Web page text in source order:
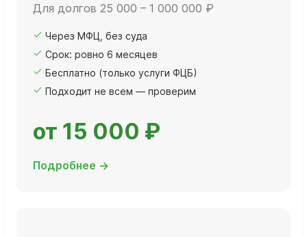
Для долгов 25 000 – 1 000 000 ₽
Через МФЦ, без суда
Срок: ровно 6 месяцев
Бесплатно (только услуги ФЦБ)
Подходит не всем — проверим
от 15 000 ₽
Подробнее →